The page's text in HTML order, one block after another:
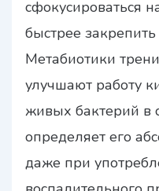
сфокусироваться
быстрее
Метабиотики
улучшают работу
живых бактерий в
определяет его
даже при